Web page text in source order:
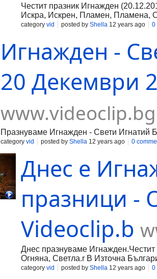
Честит празник Игнажден
Искра, Искрен, Пламен, Пламена,
коледна вечеря. Трапезата е
Полазовден. Най-характерен за
Игнажден, се гадае каква ще бъде
цялата година ще има
пожелава: "Колко искрици,
напред сяда върху донесените от
category vid posted by Shella 12 years ago 0
Игнажден -
20 Декември
www.videoclip.bg
Празнуваме Игнажден - Свети Игнатий
category vid posted by Shella 12 years ago 0
Днес е
празници -
Videoclip.b
Днес празнуваме
Огняна, Светла.r В Източна
category vid posted by Shella 12 years ago 0